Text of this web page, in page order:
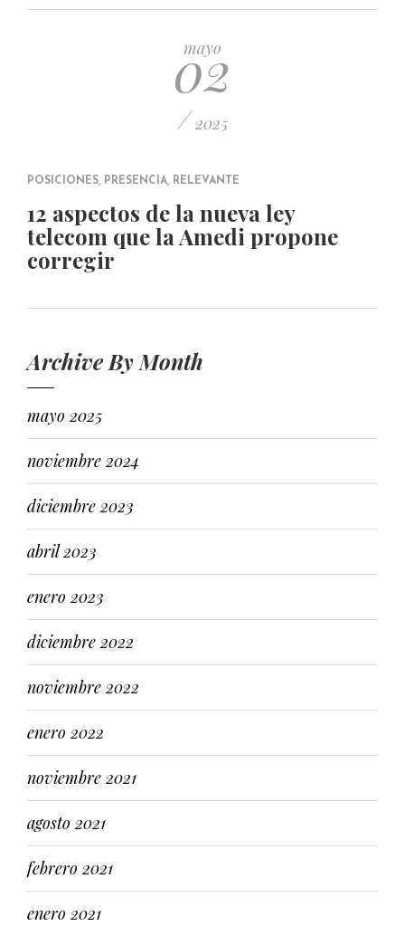
mayo
02
/ 2025
POSICIONES, PRESENCIA, RELEVANTE
12 aspectos de la nueva ley
telecom que la Amedi propone
corregir
Archive By Month
mayo 2025
noviembre 2024
diciembre 2023
abril 2023
enero 2023
diciembre 2022
noviembre 2022
enero 2022
noviembre 2021
agosto 2021
febrero 2021
enero 2021